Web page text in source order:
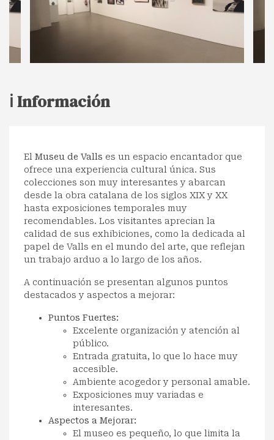
ℹ️ Información
El Museu de Valls es un espacio encantador que
ofrece una experiencia cultural única. Sus
colecciones son muy interesantes y abarcan
desde la obra catalana de los siglos XIX y XX
hasta exposiciones temporales muy
recomendables. Los visitantes aprecian la
calidad de sus exhibiciones, como la dedicada al
papel de Valls en el mundo del arte, que reflejan
un trabajo arduo a lo largo de los años.
A continuación se presentan algunos puntos
destacados y aspectos a mejorar:
Puntos Fuertes:
Excelente organización y atención al
público.
Entrada gratuita, lo que lo hace muy
accesible.
Ambiente acogedor y personal amable.
Exposiciones muy variadas e
interesantes.
Aspectos a Mejorar:
El museo es pequeño, lo que limita la